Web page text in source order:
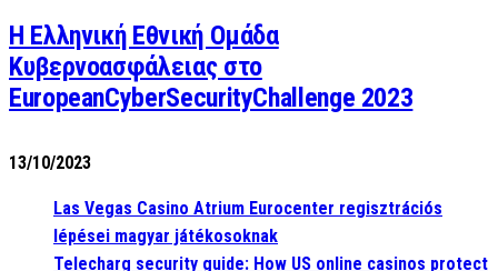
Η Ελληνική Εθνική Ομάδα
Κυβερνοασφάλειας στο
EuropeanCyberSecurityChallenge 2023
13/10/2023
Las Vegas Casino Atrium Eurocenter regisztrációs
lépései magyar játékosoknak
Telecharg security guide: How US online casinos protect